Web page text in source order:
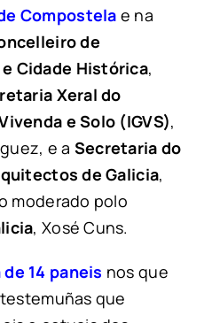
Compostela e na
de
Cidade Histórica,
Xeral do
e Solo (IGVS),
e a Secretaria do
de Galicia,
moderado polo
, Xosé Cuns.
14 paneis nos que
que